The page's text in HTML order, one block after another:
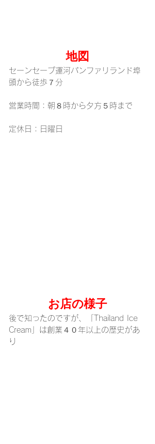
地図
セーンセーブ運河パンファリランド埠
頭から徒歩７分
営業時間：朝８時から夕方５時まで
定休日：日曜日
お店の様子
後で知ったのですが、「Thailand Ice
Cream」は創業４０年以上の歴史があ
り